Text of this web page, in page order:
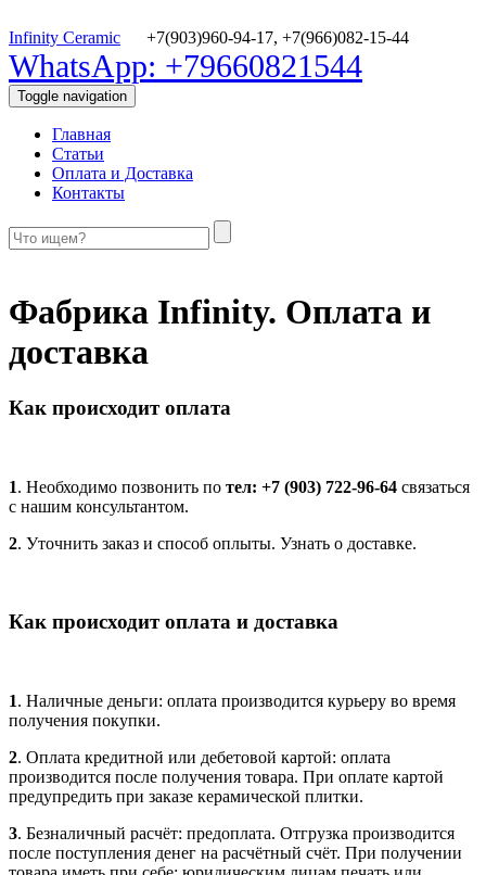
Infinity Ceramic +7(903)960-94-17, +7(966)082-15-44
WhatsApp: +79660821544
Toggle navigation
Главная
Статьи
Оплата и Доставка
Контакты
Фабрика Infinity. Оплата и
доставка
Как происходит оплата
1. Необходимо позвонить по тел: +7 (903) 722-96-64 связаться
с нашим консультантом.
2. Уточнить заказ и способ оплыты. Узнать о доставке.
Как происходит оплата и доставка
1. Наличные деньги: оплата производится курьеру во время
получения покупки.
2. Оплата кредитной или дебетовой картой: оплата
производится после получения товара. При оплате картой
предупредить при заказе керамической плитки.
3. Безналичный расчёт: предоплата. Отгрузка производится
после поступления денег на расчётный счёт. При получении